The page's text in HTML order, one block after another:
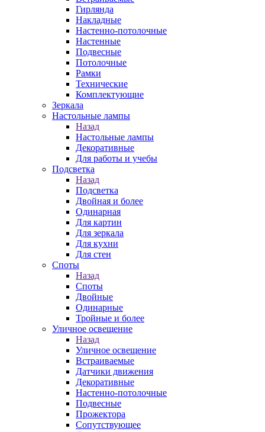
Гирлянда
Накладные
Настенно-потолочные
Настенные
Подвесные
Потолочные
Рамки
Технические
Комплектующие
Зеркала
Настольные лампы
Назад
Настольные лампы
Декоративные
Для работы и учебы
Подсветка
Назад
Подсветка
Двойная и более
Одинарная
Для картин
Для зеркала
Для кухни
Для стен
Споты
Назад
Споты
Двойные
Одинарные
Тройные и более
Уличное освещение
Назад
Уличное освещение
Встраиваемые
Датчики движения
Декоративные
Настенно-потолочные
Подвесные
Прожектора
Сопутствующее